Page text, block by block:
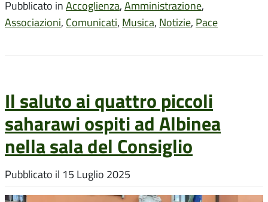
Pubblicato in Accoglienza, Amministrazione,
Associazioni, Comunicati, Musica, Notizie, Pace
Il saluto ai quattro piccoli
saharawi ospiti ad Albinea
nella sala del Consiglio
Pubblicato il 15 Luglio 2025